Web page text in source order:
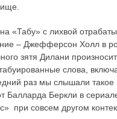
«Табу» с лихвой
– Джефферсон Холл в
зятя Дилани
слова,
раз мы слышали такое
Балларда Беркли в
при совсем другом